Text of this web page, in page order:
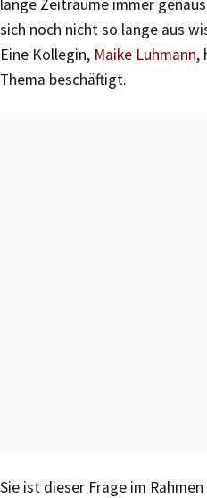
lange Zeiträume immer
sich noch nicht so lange aus
Eine Kollegin, Maike Luhmann,
Thema beschäftigt.
Sie ist dieser Frage im